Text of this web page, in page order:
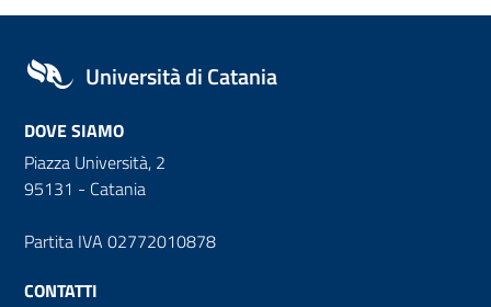
Università di Catania
DOVE SIAMO
Piazza Università, 2
95131 - Catania
Partita IVA 02772010878
CONTATTI